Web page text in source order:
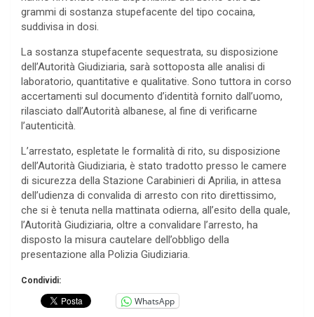
grammi di sostanza stupefacente del tipo cocaina,
suddivisa in dosi.
La sostanza stupefacente sequestrata, su disposizione
dell’Autorità Giudiziaria, sarà sottoposta alle analisi di
laboratorio, quantitative e qualitative. Sono tuttora in corso
accertamenti sul documento d’identità fornito dall’uomo,
rilasciato dall’Autorità albanese, al fine di verificarne
l’autenticità.
L’arrestato, espletate le formalità di rito, su disposizione
dell’Autorità Giudiziaria, è stato tradotto presso le camere
di sicurezza della Stazione Carabinieri di Aprilia, in attesa
dell’udienza di convalida di arresto con rito direttissimo,
che si è tenuta nella mattinata odierna, all’esito della quale,
l’Autorità Giudiziaria, oltre a convalidare l’arresto, ha
disposto la misura cautelare dell’obbligo della
presentazione alla Polizia Giudiziaria.
Condividi:
WhatsApp